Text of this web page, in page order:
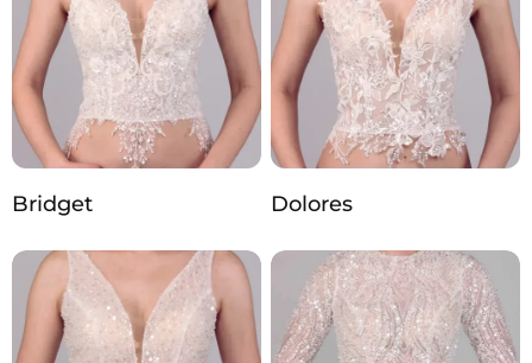
Bridget Dolores